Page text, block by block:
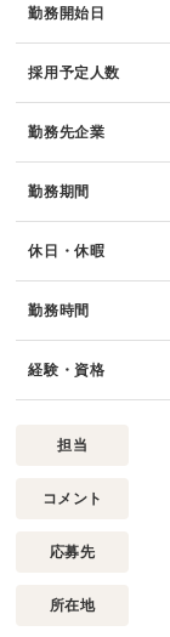
勤務開始日
採用予定人数
勤務先企業
勤務期間
休日・休暇
勤務時間
経験・資格
担当
コメント
応募先
所在地